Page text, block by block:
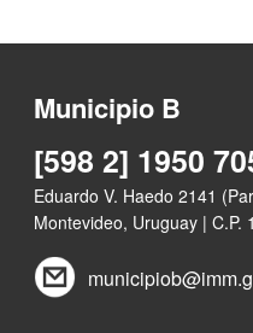
Municipio B
[598 2] 1950
Eduardo V. Haedo 2141
Montevideo, Uruguay | C.P.